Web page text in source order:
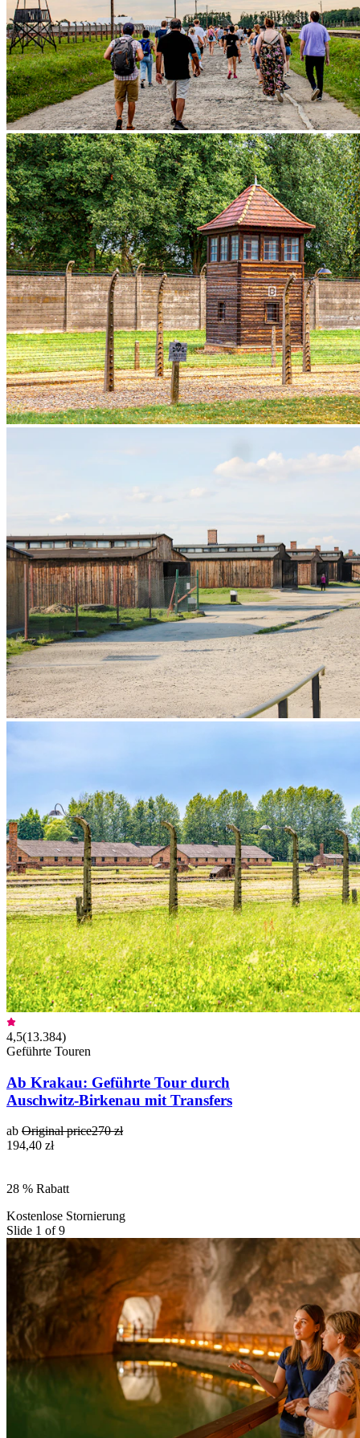
4,5(13.384)
Geführte Touren
Ab Krakau: Geführte Tour durch
Auschwitz-Birkenau mit Transfers
ab Original price270 zł
194,40 zł
28 % Rabatt
Kostenlose Stornierung
Slide 1 of 9